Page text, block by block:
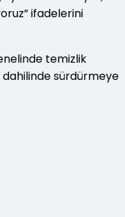
ifadelerini
temizlik
dahilinde sürdürmeye